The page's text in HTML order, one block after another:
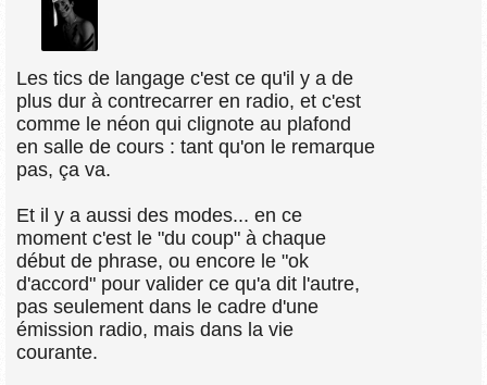
Les tics de langage c'est ce qu'il y a de
plus dur à contrecarrer en radio, et c'est
comme le néon qui clignote au plafond
en salle de cours : tant qu'on le remarque
pas, ça va.
Et il y a aussi des modes... en ce
moment c'est le "du coup" à chaque
début de phrase, ou encore le "ok
d'accord" pour valider ce qu'a dit l'autre,
pas seulement dans le cadre d'une
émission radio, mais dans la vie
courante.